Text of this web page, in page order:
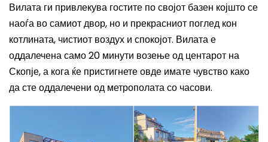
Вилата ги привлекува гостите по својот базен којшто се
наоѓа во самиот двор, но и прекрасниот поглед кон
котлината, чистиот воздух и спокојот. Вилата е
оддалечена само 20 минути возење од центарот на
Скопје, а кога ќе пристигнете овде имате чувство како
да сте оддалечени од метрополата со часови.